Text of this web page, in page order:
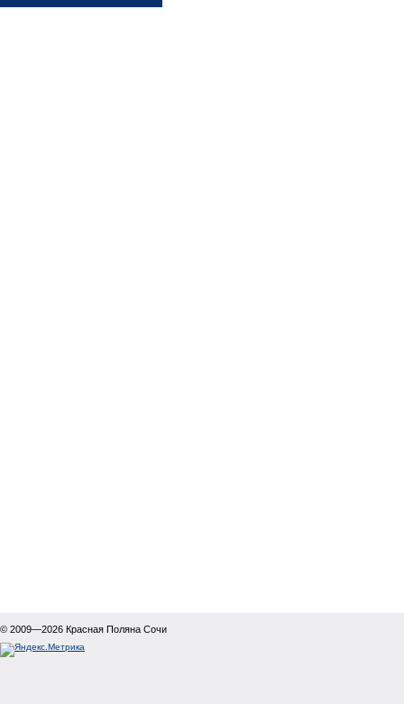
© 2009—2026 Красная Поляна Сочи